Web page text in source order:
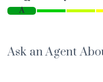
A
Ask an Agent